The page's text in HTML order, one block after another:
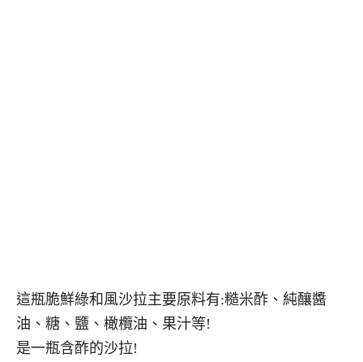
這瓶脆鮮綠和風沙拉主要原料有:糙米酢、純釀醬
油、糖、鹽、橄欖油、果汁等!
是一瓶含酢的沙拉!